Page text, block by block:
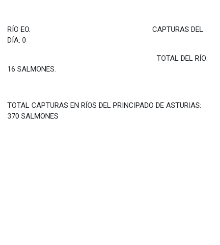
RÍO EO. CAPTURAS DEL
DÍA: 0
TOTAL DEL RÍO:
16 SALMONES.
TOTAL CAPTURAS EN RÍOS DEL PRINCIPADO DE ASTURIAS:
370 SALMONES